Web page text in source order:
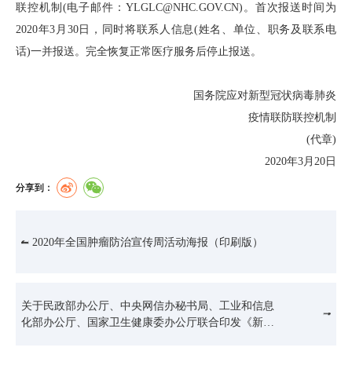
联控机制(电子邮件：YLGLC@NHC.GOV.CN)。首次报送时间为
2020年3月30日，同时将联系人信息(姓名、单位、职务及联系电
话)一并报送。完全恢复正常医疗服务后停止报送。
国务院应对新型冠状病毒肺炎
疫情联防联控机制
(代章)
2020年3月20日
分享到：
2020年全国肿瘤防治宣传周活动海报（印刷版）
关于民政部办公厅、中央网信办秘书局、工业和信息
化部办公厅、国家卫生健康委办公厅联合印发《新…